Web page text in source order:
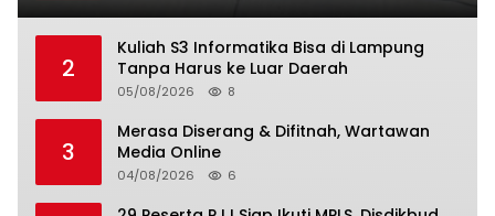
2
Kuliah S3 Informatika Bisa di Lampung
Tanpa Harus ke Luar Daerah
05/08/2026 8
3
Merasa Diserang & Difitnah, Wartawan
Media Online
04/08/2026 6